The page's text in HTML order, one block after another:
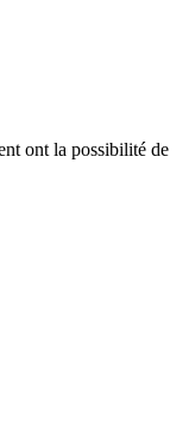
ont la possibilité de